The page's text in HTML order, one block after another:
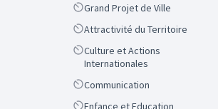
ScopeGrand Projet de Ville
ScopeAttractivité du Territoire
Scope
Culture et Actions
Internationales
ScopeCommunication
ScopeEnfance et Education